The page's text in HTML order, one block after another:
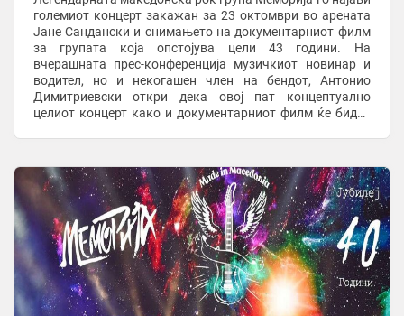
големиот концерт закажан за 23 октомври во арената
Јане Сандански и снимањето на документарниот филм
за групата која опстојува цели 43 години. На
вчерашната прес-конференција музичкиот новинар и
водител, но и некогашен член на бендот, Антонио
Димитриевски откри дека овој пат концептуално
целиот концерт како и документарниот филм ќе бидат